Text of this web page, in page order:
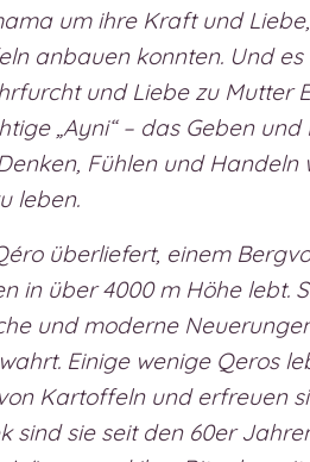
um ihre Kraft und
anbauen konnten. Und
und Liebe zu Mutter
„Ayni“ – das Geben
Fühlen und
leben.
überliefert, einem
in über 4000 m Höhe lebt.
und moderne
Einige wenige Qeros
Kartoffeln und erfreuen
sind sie seit den 60er